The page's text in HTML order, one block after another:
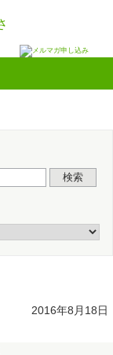
検索
2016年8月18日